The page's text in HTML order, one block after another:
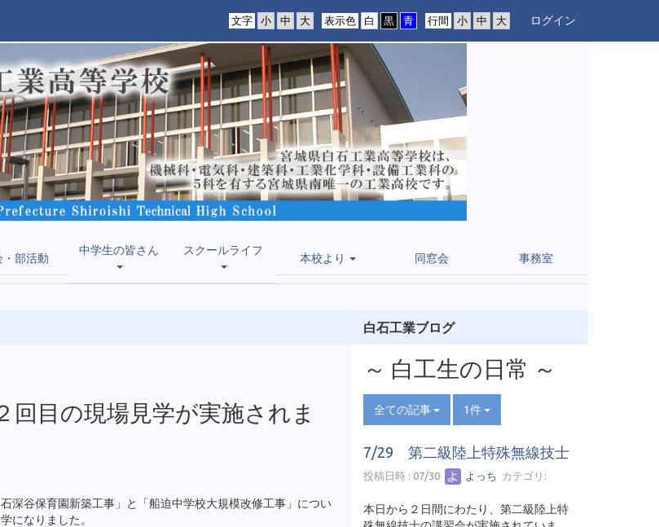
行間
表示色
文字 ログイン
・部活動
中学生の皆さん スクールライフ
本校より 同窓会 事務室
回目の現場見学が実施されま
深谷保育園新築工事」と「船迫中学校大規模改修工事」につい
になりました。
白石工業ブログ
～ 白工生の日常 ～
全ての記事 1件
7/29 第二級陸上特殊無線技士
投稿日時 : 07/30 よっち カテゴリ:
本日から２日間にわたり、第二級陸上特